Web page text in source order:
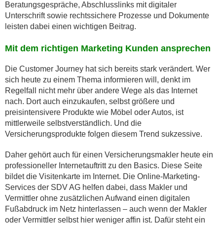
Beratungsgespräche, Abschlusslinks mit digitaler
Unterschrift sowie rechtssichere Prozesse und Dokumente
leisten dabei einen wichtigen Beitrag.
Mit dem richtigen Marketing Kunden ansprechen
Die Customer Journey hat sich bereits stark verändert. Wer
sich heute zu einem Thema informieren will, denkt im
Regelfall nicht mehr über andere Wege als das Internet
nach. Dort auch einzukaufen, selbst größere und
preisintensivere Produkte wie Möbel oder Autos, ist
mittlerweile selbstverständlich. Und die
Versicherungsprodukte folgen diesem Trend sukzessive.
Daher gehört auch für einen Versicherungsmakler heute ein
professioneller Internetauftritt zu den Basics. Diese Seite
bildet die Visitenkarte im Internet. Die Online-Marketing-
Services der SDV AG helfen dabei, dass Makler und
Vermittler ohne zusätzlichen Aufwand einen digitalen
Fußabdruck im Netz hinterlassen – auch wenn der Makler
oder Vermittler selbst hier weniger affin ist. Dafür steht ein